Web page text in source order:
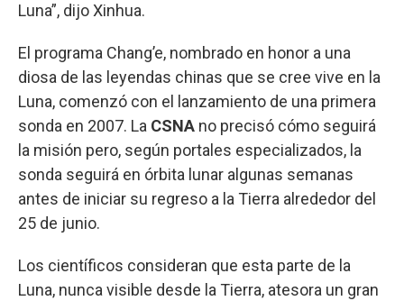
Luna”, dijo Xinhua.
El programa Chang’e, nombrado en honor a una
diosa de las leyendas chinas que se cree vive en la
Luna, comenzó con el lanzamiento de una primera
sonda en 2007. La CSNA no precisó cómo seguirá
la misión pero, según portales especializados, la
sonda seguirá en órbita lunar algunas semanas
antes de iniciar su regreso a la Tierra alrededor del
25 de junio.
Los científicos consideran que esta parte de la
Luna, nunca visible desde la Tierra, atesora un gran